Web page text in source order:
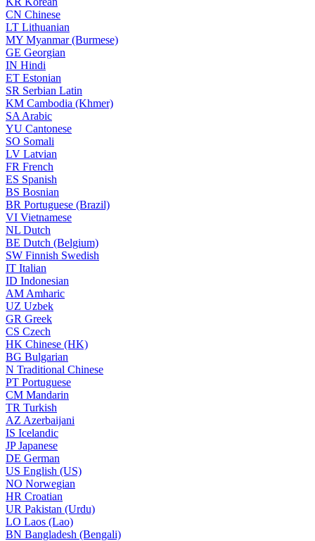
CN Chinese
LT Lithuanian
MY Myanmar (Burmese)
GE Georgian
IN Hindi
ET Estonian
SR Serbian Latin
KM Cambodia (Khmer)
SA Arabic
YU Cantonese
SO Somali
LV Latvian
FR French
ES Spanish
BS Bosnian
BR Portuguese (Brazil)
VI Vietnamese
NL Dutch
BE Dutch (Belgium)
SW Finnish Swedish
IT Italian
ID Indonesian
AM Amharic
UZ Uzbek
GR Greek
CS Czech
HK Chinese (HK)
BG Bulgarian
N Traditional Chinese
PT Portuguese
CM Mandarin
TR Turkish
AZ Azerbaijani
IS Icelandic
JPJapanese
DE German
US English (US)
NO Norwegian
HR Croatian
UR Pakistan (Urdu)
LO Laos (Lao)
BN Bangladesh (Bengali)